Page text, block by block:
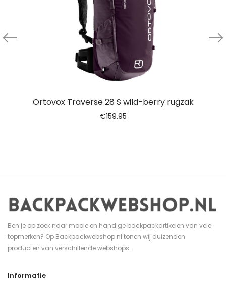
Ortovox Traverse 28 S wild-berry rugzak
€159.95
Ben je op zoek naar mooie en handige backpackartikelen van vele
topmerken? Op Backpackwebshop.nl tonen wij duizenden
producten van verschillende webshops.
Informatie